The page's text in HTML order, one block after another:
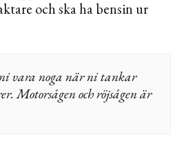
och ska ha bensin ur
vara noga när ni tankar
Motorsågen och röjsågen är